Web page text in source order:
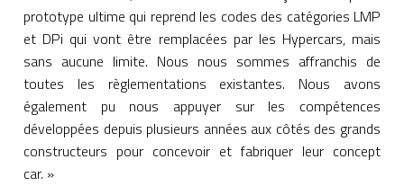
prototype ultime qui reprend les codes des catégories LMP
et DPi qui vont être remplacées par les Hypercars, mais
sans aucune limite. Nous nous sommes affranchis de
toutes les règlementations existantes. Nous avons
également pu nous appuyer sur les compétences
développées depuis plusieurs années aux côtés des grands
constructeurs pour concevoir et fabriquer leur concept
car. »